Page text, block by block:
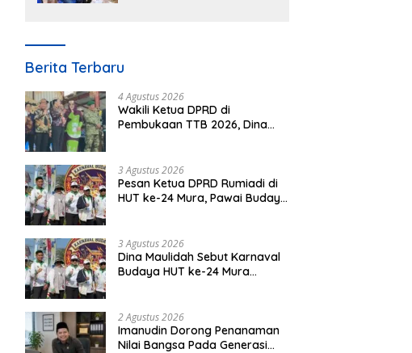
Berita Terbaru
4 Agustus 2026
Wakili Ketua DPRD di
Pembukaan TTB 2026, Dina
3 Agustus 2026
Pesan Ketua DPRD Rumiadi di
HUT ke-24 Mura, Pawai Budaya
3 Agustus 2026
Dina Maulidah Sebut Karnaval
Budaya HUT ke-24 Mura
2 Agustus 2026
Imanudin Dorong Penanaman
Nilai Bangsa Pada Generasi